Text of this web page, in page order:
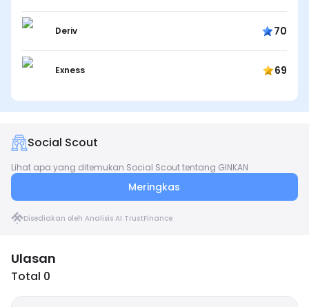
Deriv 70
Exness 69
Social Scout
Lihat apa yang ditemukan Social Scout tentang GINKAN
Meringkas
Disediakan oleh Analisis AI TrustFinance
Ulasan
Total 0